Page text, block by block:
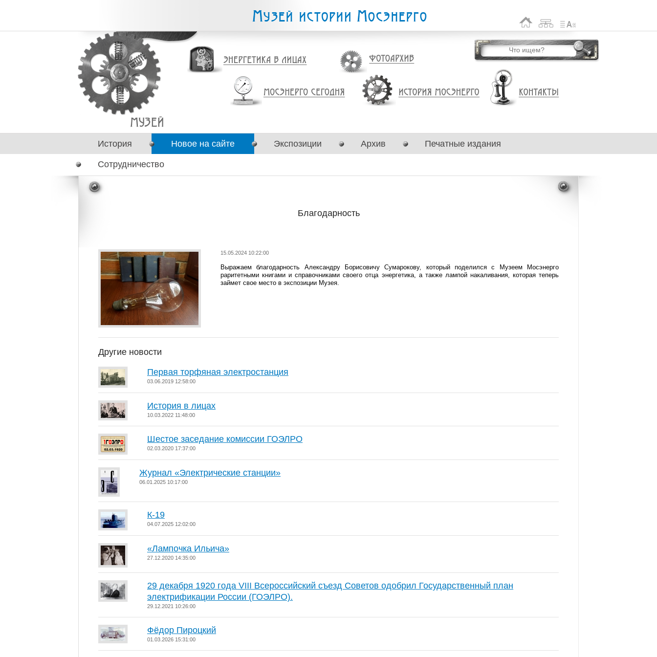
История Новое на сайте Экспозиции Архив Печатные издания
Сотрудничество
Благодарность
15.05.2024 10:22:00
Выражаем благодарность Александру Борисовичу Сумарокову, который поделился с Музеем Мосэнерго
раритетными книгами и справочниками своего отца энергетика, а также лампой накаливания, которая теперь
займет свое место в экспозиции Музея.
Другие новости
Первая торфяная электростанция
03.06.2019 12:58:00
История в лицах
10.03.2022 11:48:00
Шестое заседание комиссии ГОЭЛРО
02.03.2020 17:37:00
Журнал «Электрические станции»
06.01.2025 10:17:00
К-19
04.07.2025 12:02:00
«Лампочка Ильича»
27.12.2020 14:35:00
29 декабря 1920 года VIII Всероссийский съезд Советов одобрил Государственный план
электрификации России (ГОЭЛРО).
29.12.2021 10:26:00
Фёдор Пироцкий
01.03.2026 15:31:00